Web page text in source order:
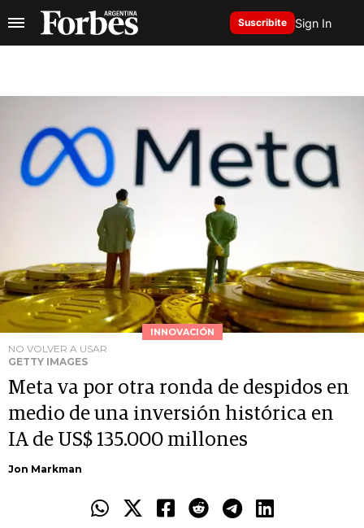
Suscribite Sign In
INNOVACIÓN
NO VOLVER A USAR
GETTY IMAGES
Meta va por otra ronda de despidos en
medio de una inversión histórica en
IA de US$ 135.000 millones
Jon Markman